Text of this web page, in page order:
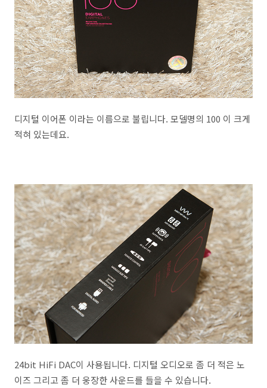
디지털 이어폰 이라는 이름으로 불립니다. 모델명의 100 이 크게
적혀 있는데요.
24bit HiFi DAC이 사용됩니다. 디지털 오디오로 좀 더 적은 노
이즈 그리고 좀 더 웅장한 사운드를 들을 수 있습니다.